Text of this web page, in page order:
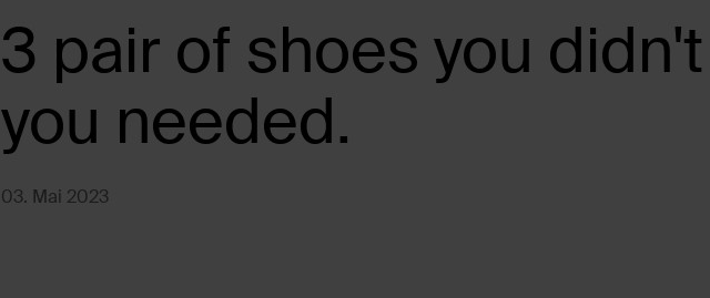
3 pair of shoes you
you needed.
03. Mai 2023